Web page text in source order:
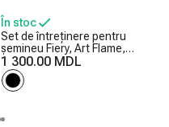
În stoc
Set de întreținere pentru
șemineu Fiery, Art Flame,
730x300x200 mm
1 300.00 MDL